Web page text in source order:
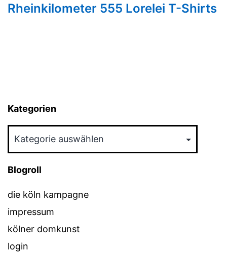
Rheinkilometer 555 Lorelei T-Shirts
Kategorien
Blogroll
die köln kampagne
impressum
kölner domkunst
login